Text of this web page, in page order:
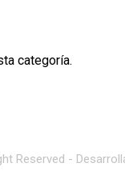
categoría.
Reserved -